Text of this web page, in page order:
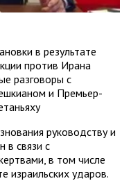
в результате
против Ирана
разговоры с
и Премьер-
руководству и
в связи с
в том числе
израильских ударов.